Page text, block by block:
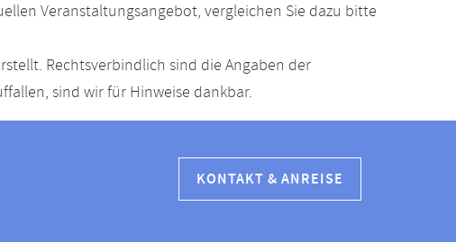
Veranstaltungsangebot, vergleichen Sie dazu bitte
Rechtsverbindlich sind die Angaben der
sind wir für Hinweise dankbar.
KONTAKT & ANREISE